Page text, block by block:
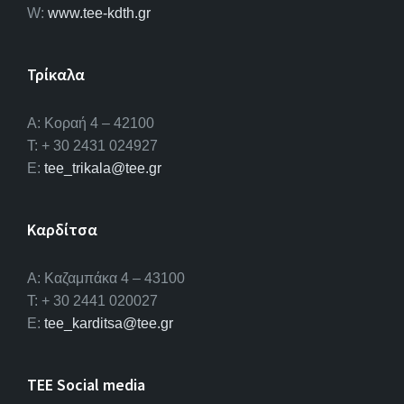
W: www.tee-kdth.gr
Τρίκαλα
Α: Κοραή 4 – 42100
T: + 30 2431 024927
E: tee_trikala@tee.gr
Καρδίτσα
Α: Καζαμπάκα 4 – 43100
T: + 30 2441 020027
E: tee_karditsa@tee.gr
TEE Social media